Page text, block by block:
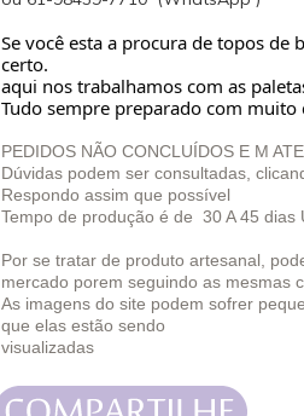
Se você esta a procura de topos
certo.
aqui nos trabalhamos com as
Tudo sempre preparado com
PEDIDOS NÃO CONCLUÍDOS E M
Dúvidas podem ser consultadas,
Respondo assim que possível
Tempo de produção é de 30 A 45
Por se tratar de produto artesanal,
mercado porem seguindo as mesmas
As imagens do site podem sofrer
que elas estão sendo
visualizadas